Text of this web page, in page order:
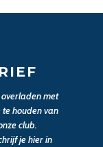
met
houden van
club.
je hier in